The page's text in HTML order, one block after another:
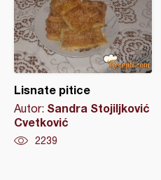
Lisnate pitice
Autor: Sandra Stojiljković
Cvetković
2239